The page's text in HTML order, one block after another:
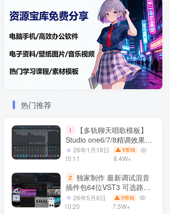
热门推荐
1
【多轨聊天唱歌模板】
Studio one6/7/8精调效果包
多种效果模式 声卡调试好直
播预设模板
26年1月18日
20:11
Y币15
8.4W+
2 独家制作 最新调试混音
插件包64位VST3 可选路径
一键安装550个效果器合集
v3.0 WiN 支持定制
26年5月6日
10:20
Y币10
7.5W+